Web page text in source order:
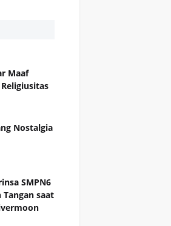
Maaf
Nostalgia
SMPN6
saat